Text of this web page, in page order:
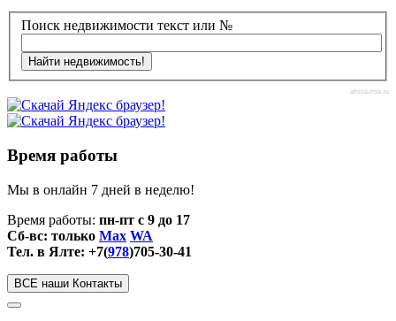
Поиск недвижимости текст или №
afisha-msk.ru
Время работы
Мы в онлайн 7 дней в неделю!
Время работы: пн-пт с 9 до 17
Сб-вс: только Max WA
Тел. в Ялте: +7(978)705-30-41
ВСЕ наши Контакты